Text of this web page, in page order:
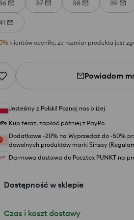
37 38 39
% klientów oceniło, że rozmiar produktu jest
Powiadom
Jesteśmy z Polski! Poznaj nas bliżej
Kup teraz, zapłać później z PayPo
Dodatkowe -20% na Wyprzedaż do -50%
dowolnych produktów marki Sinsay
Darmowa dostawa do Pocztex PUNKT na
Dostępność w sklepie
Czas i koszt dostawy